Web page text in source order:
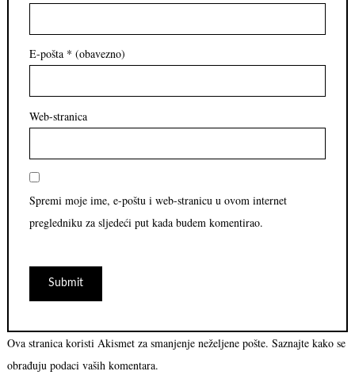
E-pošta * (obavezno)
Web-stranica
Spremi moje ime, e-poštu i web-stranicu u ovom internet
pregledniku za sljedeći put kada budem komentirao.
Ova stranica koristi Akismet za smanjenje neželjene pošte. Saznajte kako se
obrađuju podaci vaših komentara.